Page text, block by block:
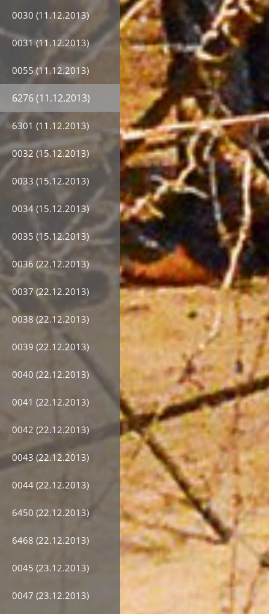
0030 (11.12.2013)
0031 (11.12.2013)
0055 (11.12.2013)
6276 (11.12.2013)
6301 (11.12.2013)
0032 (15.12.2013)
0033 (15.12.2013)
0034 (15.12.2013)
0035 (15.12.2013)
0036 (22.12.2013)
0037 (22.12.2013)
0038 (22.12.2013)
0039 (22.12.2013)
0040 (22.12.2013)
0041 (22.12.2013)
0042 (22.12.2013)
0043 (22.12.2013)
0044 (22.12.2013)
6450 (22.12.2013)
6468 (22.12.2013)
0045 (23.12.2013)
0047 (23.12.2013)